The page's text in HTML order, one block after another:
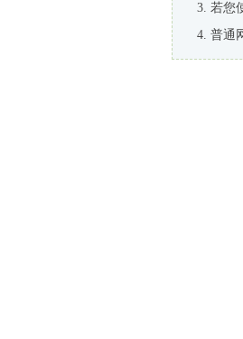
若您
普通